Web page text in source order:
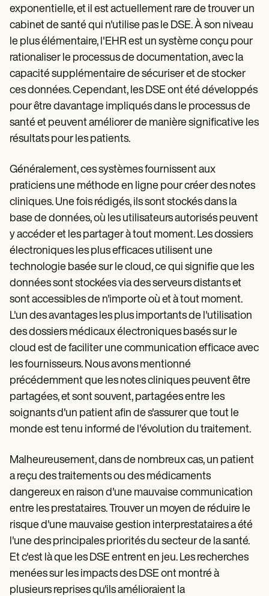
exponentielle, et il est actuellement rare de trouver un
cabinet de santé qui n'utilise pas le DSE. À son niveau
le plus élémentaire, l'EHR est un système conçu pour
rationaliser le processus de documentation, avec la
capacité supplémentaire de sécuriser et de stocker
ces données. Cependant, les DSE ont été développés
pour être davantage impliqués dans le processus de
santé et peuvent améliorer de manière significative les
résultats pour les patients.
Généralement, ces systèmes fournissent aux
praticiens une méthode en ligne pour créer des notes
cliniques. Une fois rédigés, ils sont stockés dans la
base de données, où les utilisateurs autorisés peuvent
y accéder et les partager à tout moment. Les dossiers
électroniques les plus efficaces utilisent une
technologie basée sur le cloud, ce qui signifie que les
données sont stockées via des serveurs distants et
sont accessibles de n'importe où et à tout moment.
L'un des avantages les plus importants de l'utilisation
des dossiers médicaux électroniques basés sur le
cloud est de faciliter une communication efficace avec
les fournisseurs. Nous avons mentionné
précédemment que les notes cliniques peuvent être
partagées, et sont souvent, partagées entre les
soignants d'un patient afin de s'assurer que tout le
monde est tenu informé de l'évolution du traitement.
Malheureusement, dans de nombreux cas, un patient
a reçu des traitements ou des médicaments
dangereux en raison d'une mauvaise communication
entre les prestataires. Trouver un moyen de réduire le
risque d'une mauvaise gestion interprestataires a été
l'une des principales priorités du secteur de la santé.
Et c'est là que les DSE entrent en jeu. Les recherches
menées sur les impacts des DSE ont montré à
plusieurs reprises qu'ils amélioraient la